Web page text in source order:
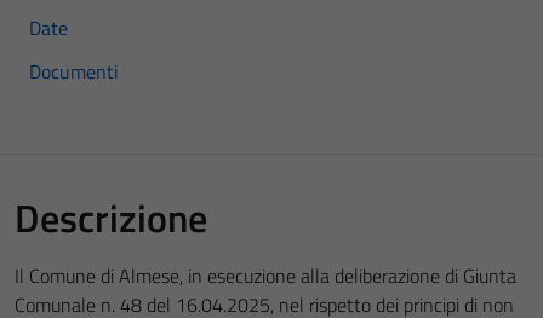
Date
Documenti
Descrizione
Il Comune di Almese, in esecuzione alla deliberazione di Giunta
Comunale n. 48 del 16.04.2025, nel rispetto dei principi di non